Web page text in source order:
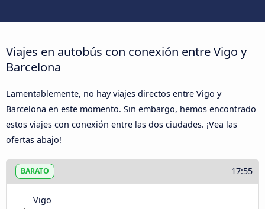
Viajes en autobús con conexión entre Vigo y
Barcelona
Lamentablemente, no hay viajes directos entre Vigo y
Barcelona en este momento. Sin embargo, hemos encontrado
estos viajes con conexión entre las dos ciudades. ¡Vea las
ofertas abajo!
BARATO 17:55
Vigo